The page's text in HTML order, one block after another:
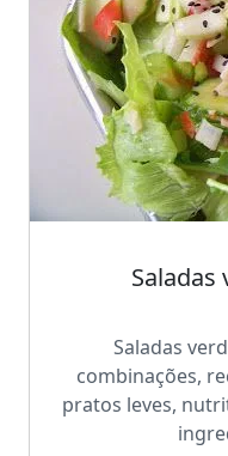
Saladas
Saladas
combinações,
pratos leves,